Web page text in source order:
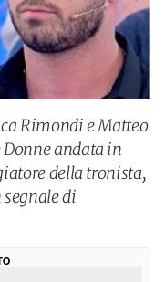
Rimondi e Matteo
andata in
della tronista,
di